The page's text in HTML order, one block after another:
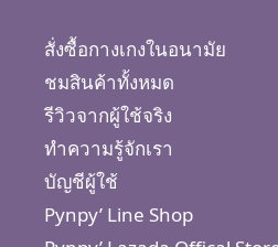
สั่งซื้อกางเกงในอนามัย
ชมสินค้าทั้งหมด
รีวิวจากผู้ใช้จริง
ทำความรู้จักเรา
บัญชีผู้ใช้
Pynpy’ Line Shop